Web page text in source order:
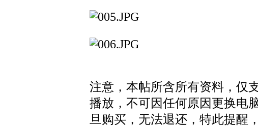
注意，本帖所含所有资料，仅
播放，不可因任何原因更换电
旦购买，无法退还，特此提醒